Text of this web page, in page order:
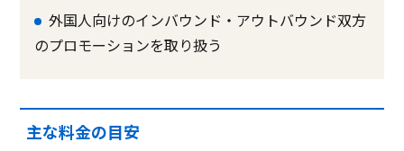
外国人向けのインバウンド・アウトバウンド双方
のプロモーションを取り扱う
主な料金の目安